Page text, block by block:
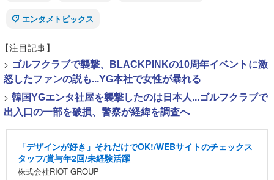
エンタメトピックス
【注目記事】
> ゴルフクラブで襲撃、BLACKPINKの10周年イベントに激
怒したファンの説も...YG本社で女性が暴れる
> 韓国YGエンタ社屋を襲撃したのは日本人...ゴルフクラブで
出入口の一部を破損、警察が経緯を調査へ
「デザインが好き」それだけでOK!/WEBサイトのチェックス
タッフ/賞与年2回/未経験活躍
株式会社RIOT GROUP